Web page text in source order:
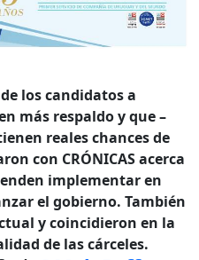
los candidatos a
más respaldo y que –
reales chances de
con CRÓNICAS acerca
implementar en
el gobierno. También
y coincidieron en la
de las cárceles.